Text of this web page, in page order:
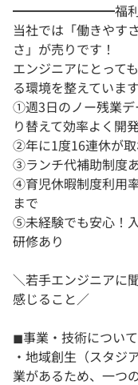
━━━━━━━━福利
当社では「働きやす
さ」が売りです！
エンジニアにとって
る環境を整えています
①週3日のノー残業
り替えて効率よく開
②年に1度16連休が
③ランチ代補助制度
④育児休暇制度利用
まで
⑤未経験でも安心！
研修あり
＼若手エンジニアに
感じること／
◼事業・技術について
・地域創生（スタジ
業があるため、一つ